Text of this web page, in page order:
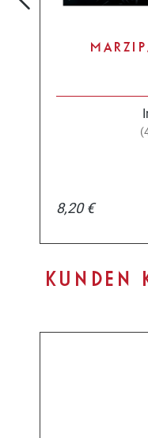
8,20 €
Produktgalerie
KUNDEN